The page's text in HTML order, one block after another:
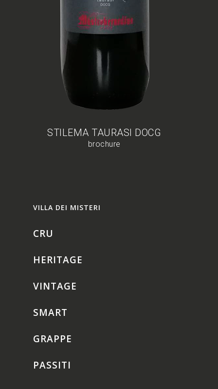
STILEMA TAURASI DOCG
brochure
VILLA DEI MISTERI
CRU
HERITAGE
VINTAGE
SMART
GRAPPE
PASSITI